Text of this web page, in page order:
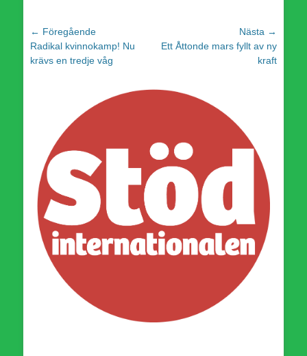
Inläggsnavigering
← Föregående
Föregående
inlägg:
Radikal kvinnokamp! Nu
krävs en tredje våg
Nästa →
Nästa
Ett Åttonde mars fyllt av ny
kraft